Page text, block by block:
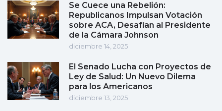
Se Cuece una Rebelión:
Republicanos Impulsan Votación
sobre ACA, Desafían al Presidente
de la Cámara Johnson
diciembre 14, 2025
El Senado Lucha con Proyectos de
Ley de Salud: Un Nuevo Dilema
para los Americanos
diciembre 13, 2025